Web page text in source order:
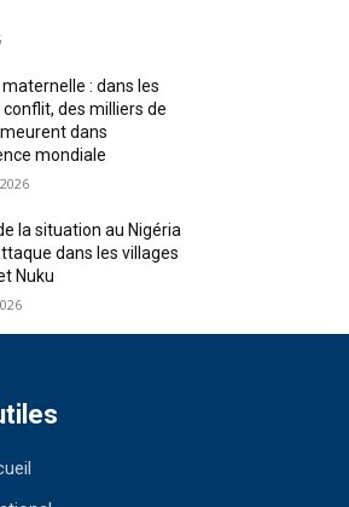
: dans les
des milliers de
dans
mondiale
la situation au Nigéria
dans les villages
Nuku